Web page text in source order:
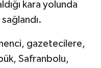
kara yolunda
gazetecilere,
Safranbolu,